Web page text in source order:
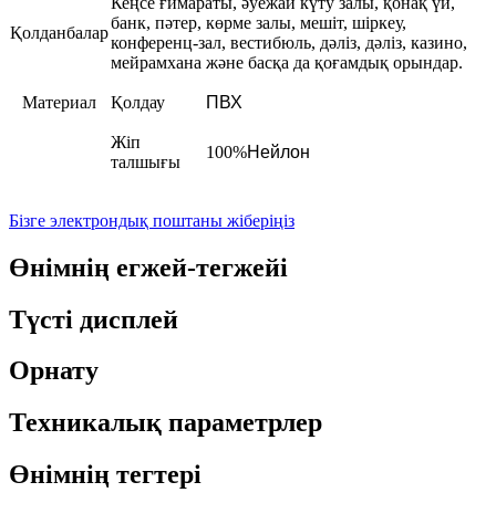
Қолданбалар
банк, пәтер, көрме залы, мешіт, шіркеу,
конференц-зал, вестибюль, дәліз, дәліз, казино,
мейрамхана және басқа да қоғамдық орындар.
Материал Қолдау ПВХ
Жіп
талшығы
100%Нейлон
Бізге электрондық поштаны жіберіңіз
Өнімнің егжей-тегжейі
Түсті дисплей
Орнату
Техникалық параметрлер
Өнімнің тегтері